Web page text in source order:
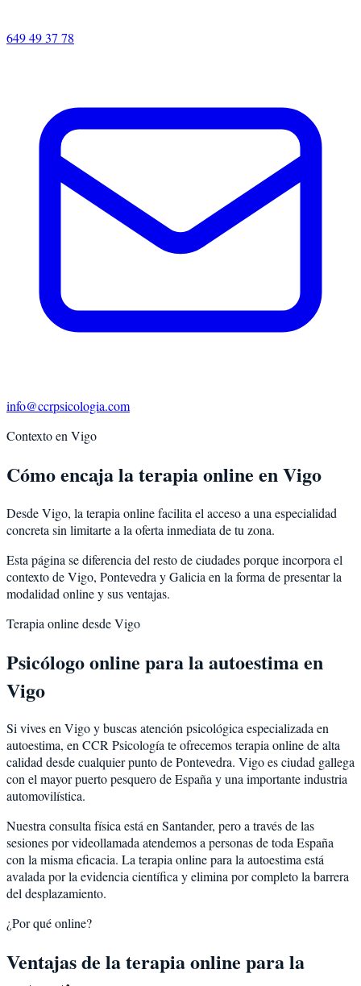
649 49 37 78
info@ccrpsicologia.com
Contexto en Vigo
Cómo encaja la terapia online en Vigo
Desde Vigo, la terapia online facilita el acceso a una especialidad
concreta sin limitarte a la oferta inmediata de tu zona.
Esta página se diferencia del resto de ciudades porque incorpora el
contexto deVigo, Pontevedra yGalicia en la forma de presentar la
modalidad online y sus ventajas.
Terapia online desdeVigo
Psicólogo online para laautoestimaen
Vigo
Si vives enVigoy buscas atención psicológica especializada en
autoestima, en CCR Psicología te ofrecemos terapia online de alta
calidad desde cualquier punto dePontevedra. Vigoesciudad gallega
con el mayor puerto pesquero de España y una importante industria
automovilística.
Nuestra consulta física está en Santander, pero a través de las
sesiones por videollamada atendemos a personas de toda España
con la misma eficacia. La terapia online para laautoestimaestá
avalada por la evidencia científica y elimina por completo la barrera
del desplazamiento.
¿Por qué online?
Ventajas de la terapia online para la